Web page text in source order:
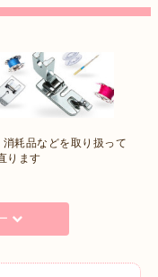
耗品などを取り扱って
ります